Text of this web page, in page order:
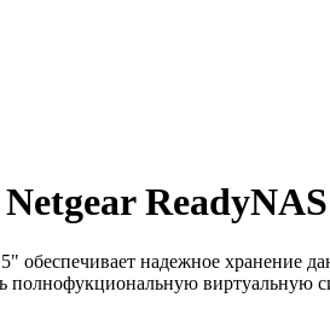
обеспечивает надежное хранение
полнофукциональную виртуальную